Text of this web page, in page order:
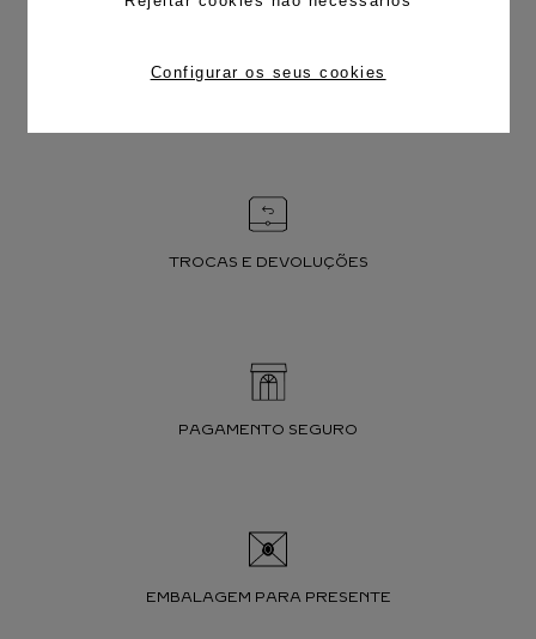
Configurar os seus cookies
TROCAS E DEVOLUÇÕES
PAGAMENTO SEGURO
EMBALAGEM PARA PRESENTE